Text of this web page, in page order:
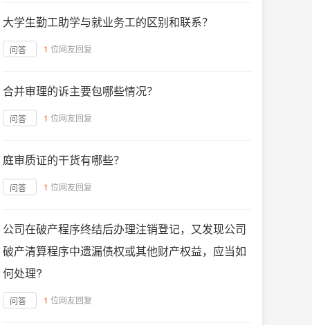
大学生勤工助学与就业务工的区别和联系？
问答 1 位网友回复
合并审理的诉主要包哪些情况？
问答 1 位网友回复
庭审质证的干货有哪些？
问答 1 位网友回复
公司在破产程序终结后办理注销登记，又发现公司
破产清算程序中遗漏债权或其他财产权益，应当如
何处理?
问答 1 位网友回复